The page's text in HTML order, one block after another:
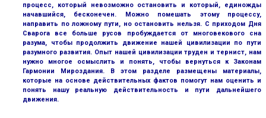
процесс, который невозможно остановить и который, единожды
начавшийся, бесконечен. Можно помешать этому процессу,
направить по ложному пути, но остановить нельзя. С приходом Дня
Сварога все больше русов пробуждается от многовекового сна
разума, чтобы продолжить движение нашей цивилизации по пути
разумного развития. Опыт нашей цивилизации труден и тернист, нам
нужно многое осмыслить и понять, чтобы вернуться к Законам
Гармонии Мироздания. В этом разделе размещены материалы,
которые на основе действительных фактов помогут нам оценить и
понять нашу реальную действительность и пути дальнейшего
движения.